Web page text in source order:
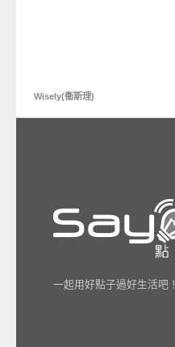
Wisely(衞斯理)
一起用好點子過好生活吧！